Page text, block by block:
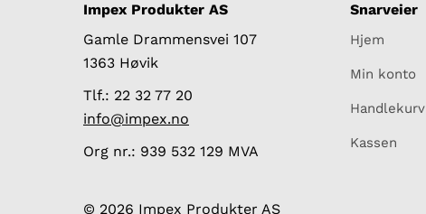
Impex Produkter AS
Gamle Drammensvei 107
1363 Høvik
Tlf.: 22 32 77 20
info@impex.no
Org nr.: 939 532 129 MVA
Snarveier
Hjem
Min konto
Handlekurv
Kassen
© 2026 Impex Produkter AS